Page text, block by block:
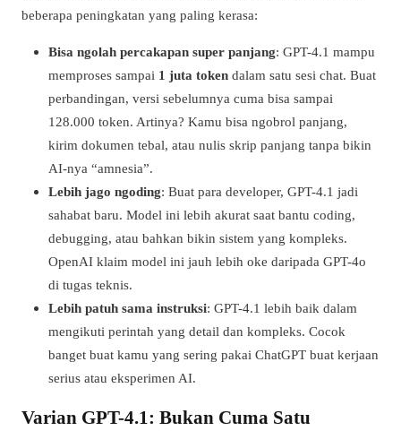
beberapa peningkatan yang paling kerasa:
Bisa ngolah percakapan super panjang: GPT-4.1 mampu
memproses sampai 1 juta token dalam satu sesi chat. Buat
perbandingan, versi sebelumnya cuma bisa sampai
128.000 token. Artinya? Kamu bisa ngobrol panjang,
kirim dokumen tebal, atau nulis skrip panjang tanpa bikin
AI-nya “amnesia”.
Lebih jago ngoding: Buat para developer, GPT-4.1 jadi
sahabat baru. Model ini lebih akurat saat bantu coding,
debugging, atau bahkan bikin sistem yang kompleks.
OpenAI klaim model ini jauh lebih oke daripada GPT-4o
di tugas teknis.
Lebih patuh sama instruksi: GPT-4.1 lebih baik dalam
mengikuti perintah yang detail dan kompleks. Cocok
banget buat kamu yang sering pakai ChatGPT buat kerjaan
serius atau eksperimen AI.
Varian GPT-4.1: Bukan Cuma Satu